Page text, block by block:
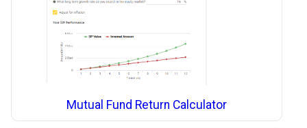
Mutual Fund Return Calculator